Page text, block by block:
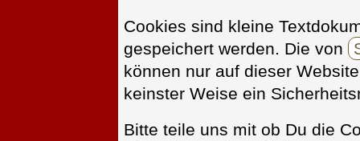
Cookies sind kleine
gespeichert werden. Die von
können nur auf dieser
keinster Weise ein
Bitte teile uns mit ob Du die